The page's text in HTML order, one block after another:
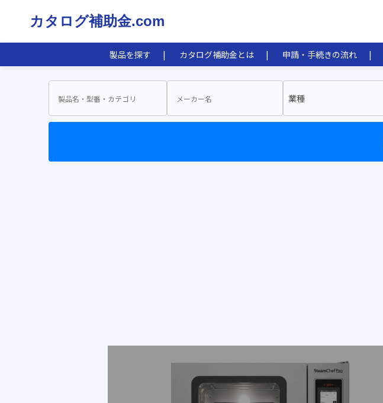
カタログ補助金.com
製品を探す カタログ補助金とは 申請・手続きの流れ
業種